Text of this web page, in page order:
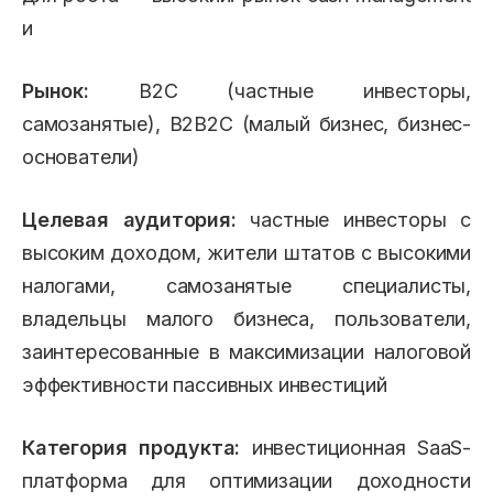
и
Рынок: B2C (частные инвесторы,
самозанятые), B2B2C (малый бизнес, бизнес-
основатели)
Целевая аудитория: частные инвесторы с
высоким доходом, жители штатов с высокими
налогами, самозанятые специалисты,
владельцы малого бизнеса, пользователи,
заинтересованные в максимизации налоговой
эффективности пассивных инвестиций
Категория продукта: инвестиционная SaaS-
платформа для оптимизации доходности